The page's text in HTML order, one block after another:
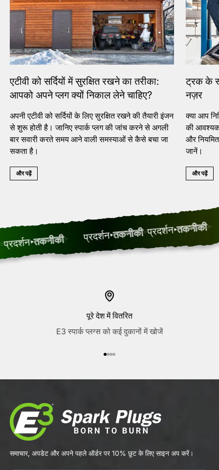
एटीवी को सर्दियों में सुरक्षित रखने का तरीका:
आपको अपने प्लग क्यों निकाल लेने चाहिए?
अपनी एटीवी को सर्दियों के लिए सुरक्षित रखने की तैयारी इंजन
से शुरू होती है। जानिए स्पार्क प्लग की जांच करने से अगली
बार सवारी करते समय आने वाली समस्याओं से कैसे बचा जा
सकता है।
और पढ़ें
ट्रक के
नज़र
क्या आप
की
और
जानें।
और पढ़ें
तकनीकी प्रदर्शन तकनीकी प्रदर्शन तकनीकी
पूरे देश में वितरित
E3 स्पार्क प्लग्स को कई दुकानों में खोजें
समाचार, अपडेट और अपने पहले ऑर्डर पर 10% छूट के लिए साइन अप करें।